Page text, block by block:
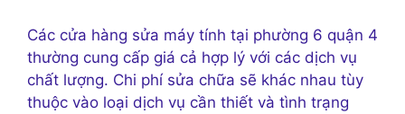
Các cửa hàng sửa máy tính tại phường 6 quận 4
thường cung cấp giá cả hợp lý với các dịch vụ
chất lượng. Chi phí sửa chữa sẽ khác nhau tùy
thuộc vào loại dịch vụ cần thiết và tình trạng